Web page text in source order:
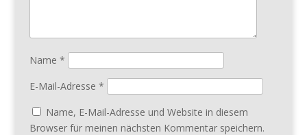
Name *
E-Mail-Adresse *
Name, E-Mail-Adresse und Website in diesem
Browser für meinen nächsten Kommentar speichern.